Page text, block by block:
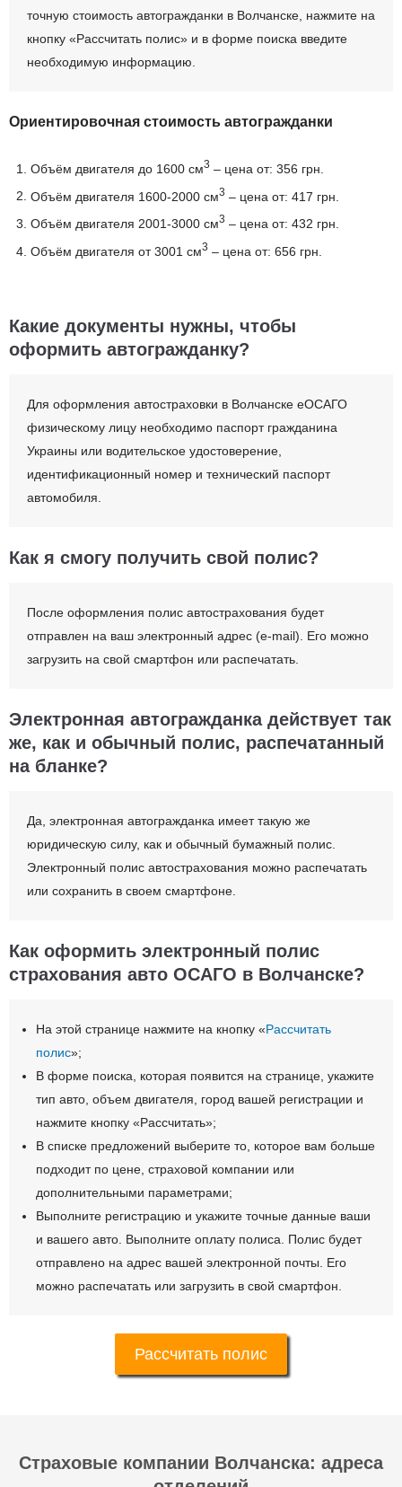
точную стоимость автогражданки в Волчанске, нажмите на
кнопку «Рассчитать полис» и в форме поиска введите
необходимую информацию.
Ориентировочная стоимость автогражданки
Объём двигателя до 1600 см3 – цена от: 356 грн.
Объём двигателя 1600-2000 см3 – цена от: 417 грн.
Объём двигателя 2001-3000 см3 – цена от: 432 грн.
Объём двигателя от 3001 см3 – цена от: 656 грн.
Какие документы нужны, чтобы
оформить автогражданку?
Для оформления автостраховки в Волчанске еОСАГО
физическому лицу необходимо паспорт гражданина
Украины или водительское удостоверение,
идентификационный номер и технический паспорт
автомобиля.
Как я смогу получить свой полис?
После оформления полис автострахования будет
отправлен на ваш электронный адрес (e-mail). Его можно
загрузить на свой смартфон или распечатать.
Электронная автогражданка действует так
же, как и обычный полис, распечатанный
на бланке?
Да, электронная автогражданка имеет такую же
юридическую силу, как и обычный бумажный полис.
Электронный полис автострахования можно распечатать
или сохранить в своем смартфоне.
Как оформить электронный полис
страхования авто ОСАГО в Волчанске?
На этой странице нажмите на кнопку «Рассчитать
полис»;
В форме поиска, которая появится на странице, укажите
тип авто, объем двигателя, город вашей регистрации и
нажмите кнопку «Рассчитать»;
В списке предложений выберите то, которое вам больше
подходит по цене, страховой компании или
дополнительными параметрами;
Выполните регистрацию и укажите точные данные ваши
и вашего авто. Выполните оплату полиса. Полис будет
отправлено на адрес вашей электронной почты. Его
можно распечатать или загрузить в свой смартфон.
Рассчитать полис
Страховые компании Волчанска: адреса